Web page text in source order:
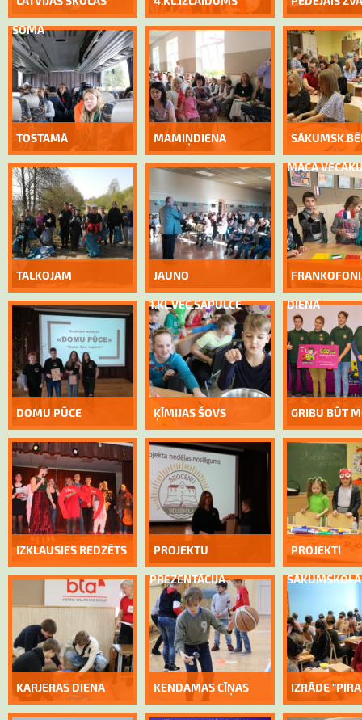
SOMA
TOSTAMĀ MAMIŅDIENA
MĀCA
TALKOJAM JAUNO
1.KL.VEC.SAPULCE DIENA
DOMU PŪCE ĶĪMIJAS ŠOVS GRIBU BŪT
IZKLAUSIES REDZĒTS PROJEKTU
PREZENTĀCIJA
PROJEKTI
SĀKUMSKOLĀ
KARJERAS DIENA KENDAMAS CĪŅAS IZRĀDE